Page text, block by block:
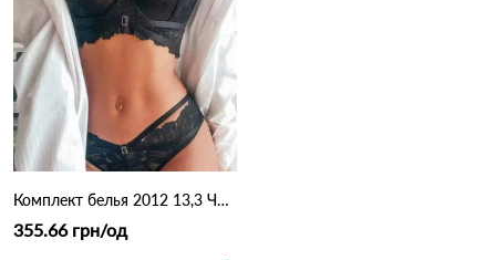
Комплект белья 2012 13,3 Чорний
355.66 грн/од